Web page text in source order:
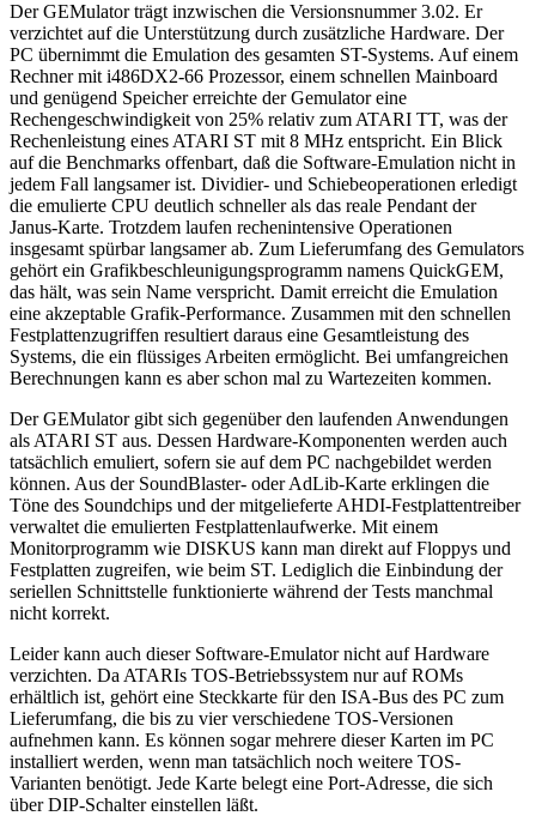
Der GEMulator trägt inzwischen die Versionsnummer 3.02. Er
verzichtet auf die Unterstützung durch zusätzliche Hardware. Der
PC übernimmt die Emulation des gesamten ST-Systems. Auf einem
Rechner mit i486DX2-66 Prozessor, einem schnellen Mainboard
und genügend Speicher erreichte der Gemulator eine
Rechengeschwindigkeit von 25% relativ zum ATARI TT, was der
Rechenleistung eines ATARI ST mit 8 MHz entspricht. Ein Blick
auf die Benchmarks offenbart, daß die Software-Emulation nicht in
jedem Fall langsamer ist. Dividier- und Schiebeoperationen erledigt
die emulierte CPU deutlich schneller als das reale Pendant der
Janus-Karte. Trotzdem laufen rechenintensive Operationen
insgesamt spürbar langsamer ab. Zum Lieferumfang des Gemulators
gehört ein Grafikbeschleunigungsprogramm namens QuickGEM,
das hält, was sein Name verspricht. Damit erreicht die Emulation
eine akzeptable Grafik-Performance. Zusammen mit den schnellen
Festplattenzugriffen resultiert daraus eine Gesamtleistung des
Systems, die ein flüssiges Arbeiten ermöglicht. Bei umfangreichen
Berechnungen kann es aber schon mal zu Wartezeiten kommen.
Der GEMulator gibt sich gegenüber den laufenden Anwendungen
als ATARI ST aus. Dessen Hardware-Komponenten werden auch
tatsächlich emuliert, sofern sie auf dem PC nachgebildet werden
können. Aus der SoundBlaster- oder AdLib-Karte erklingen die
Töne des Soundchips und der mitgelieferte AHDI-Festplattentreiber
verwaltet die emulierten Festplattenlaufwerke. Mit einem
Monitorprogramm wie DISKUS kann man direkt auf Floppys und
Festplatten zugreifen, wie beim ST. Lediglich die Einbindung der
seriellen Schnittstelle funktionierte während der Tests manchmal
nicht korrekt.
Leider kann auch dieser Software-Emulator nicht auf Hardware
verzichten. Da ATARIs TOS-Betriebssystem nur auf ROMs
erhältlich ist, gehört eine Steckkarte für den ISA-Bus des PC zum
Lieferumfang, die bis zu vier verschiedene TOS-Versionen
aufnehmen kann. Es können sogar mehrere dieser Karten im PC
installiert werden, wenn man tatsächlich noch weitere TOS-
Varianten benötigt. Jede Karte belegt eine Port-Adresse, die sich
über DIP-Schalter einstellen läßt.